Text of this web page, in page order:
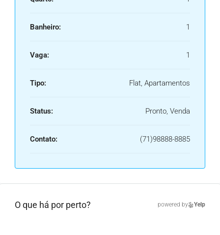
Banheiro: 1
Vaga: 1
Tipo: Flat, Apartamentos
Status: Pronto, Venda
Contato: (71)98888-8885
O que há por perto? powered by Yelp